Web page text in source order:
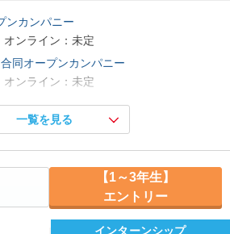
ンカンパニー
オンライン：未定
同オープンカンパニー
オンライン：未定
１DAYオープンカンパニー
ンライン：未定
一覧を見る
【1～3年生】
エントリー
インターンシップ